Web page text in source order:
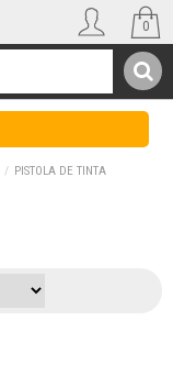
0
PISTOLA DE TINTA